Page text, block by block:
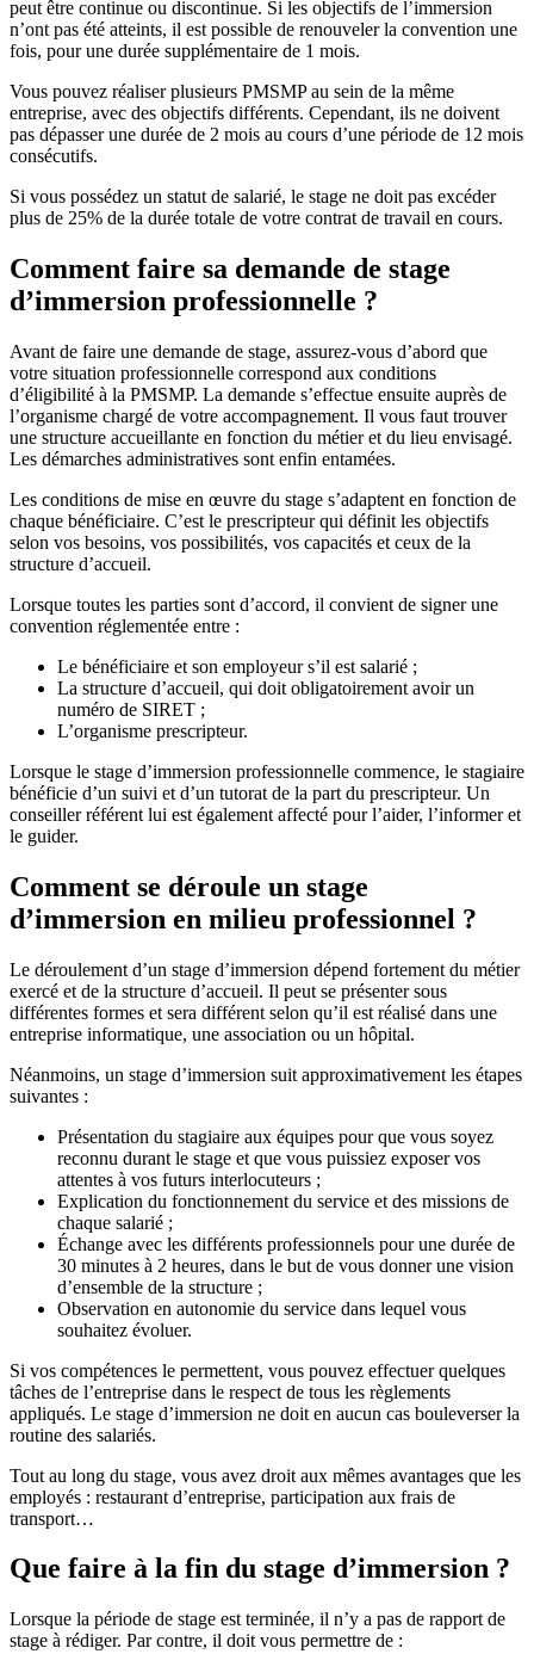
peut être continue ou discontinue. Si les objectifs de l’immersion
n’ont pas été atteints, il est possible de renouveler la convention une
fois, pour une durée supplémentaire de 1 mois.
Vous pouvez réaliser plusieurs PMSMP au sein de la même
entreprise, avec des objectifs différents. Cependant, ils ne doivent
pas dépasser une durée de 2 mois au cours d’une période de 12 mois
consécutifs.
Si vous possédez un statut de salarié, le stage ne doit pas excéder
plus de 25% de la durée totale de votre contrat de travail en cours.
Comment faire sa demande de stage
d’immersion professionnelle ?
Avant de faire une demande de stage, assurez-vous d’abord que
votre situation professionnelle correspond aux conditions
d’éligibilité à la PMSMP. La demande s’effectue ensuite auprès de
l’organisme chargé de votre accompagnement. Il vous faut trouver
une structure accueillante en fonction du métier et du lieu envisagé.
Les démarches administratives sont enfin entamées.
Les conditions de mise en œuvre du stage s’adaptent en fonction de
chaque bénéficiaire. C’est le prescripteur qui définit les objectifs
selon vos besoins, vos possibilités, vos capacités et ceux de la
structure d’accueil.
Lorsque toutes les parties sont d’accord, il convient de signer une
convention réglementée entre :
Le bénéficiaire et son employeur s’il est salarié ;
La structure d’accueil, qui doit obligatoirement avoir un
numéro de SIRET ;
L’organisme prescripteur.
Lorsque le stage d’immersion professionnelle commence, le stagiaire
bénéficie d’un suivi et d’un tutorat de la part du prescripteur. Un
conseiller référent lui est également affecté pour l’aider, l’informer et
le guider.
Comment se déroule un stage
d’immersion en milieu professionnel ?
Le déroulement d’un stage d’immersion dépend fortement du métier
exercé et de la structure d’accueil. Il peut se présenter sous
différentes formes et sera différent selon qu’il est réalisé dans une
entreprise informatique, une association ou un hôpital.
Néanmoins, un stage d’immersion suit approximativement les étapes
suivantes :
Présentation du stagiaire aux équipes pour que vous soyez
reconnu durant le stage et que vous puissiez exposer vos
attentes à vos futurs interlocuteurs ;
Explication du fonctionnement du service et des missions de
chaque salarié ;
Échange avec les différents professionnels pour une durée de
30 minutes à 2 heures, dans le but de vous donner une vision
d’ensemble de la structure ;
Observation en autonomie du service dans lequel vous
souhaitez évoluer.
Si vos compétences le permettent, vous pouvez effectuer quelques
tâches de l’entreprise dans le respect de tous les règlements
appliqués. Le stage d’immersion ne doit en aucun cas bouleverser la
routine des salariés.
Tout au long du stage, vous avez droit aux mêmes avantages que les
employés : restaurant d’entreprise, participation aux frais de
transport…
Que faire à la fin du stage d’immersion ?
Lorsque la période de stage est terminée, il n’y a pas de rapport de
stage à rédiger. Par contre, il doit vous permettre de :